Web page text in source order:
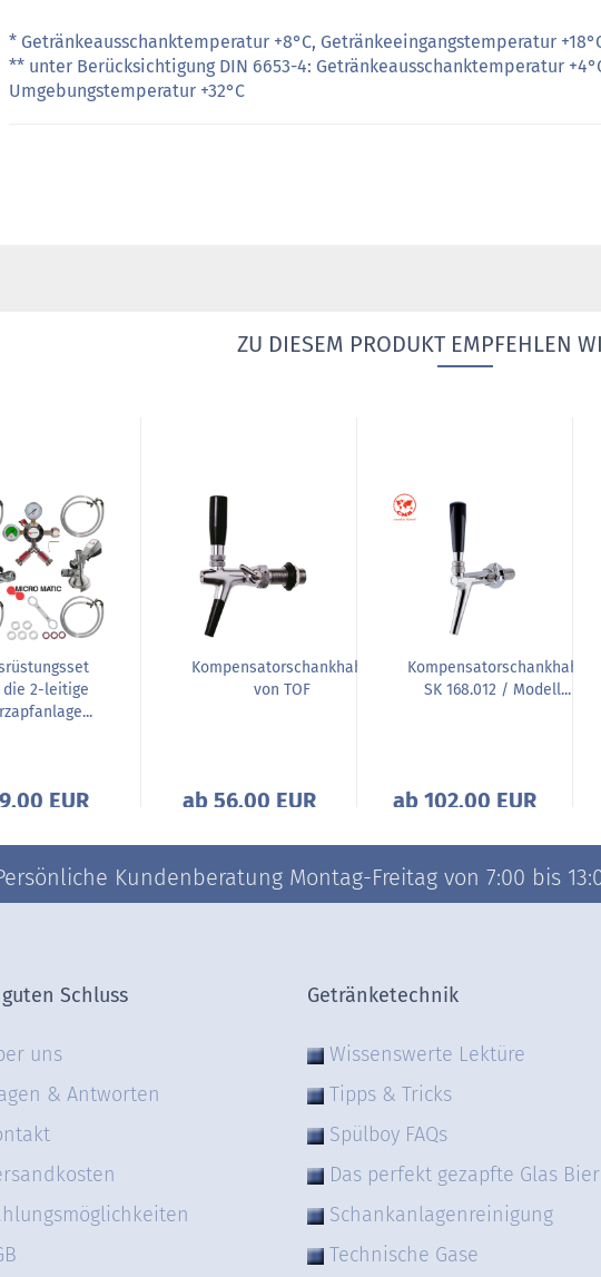
* Getränkeausschanktemperatur +8°C, Getränkeeingangstemperatur
** unter Berücksichtigung DIN 6653-4: Getränkeausschanktemperatur
Umgebungstemperatur +32°C
ZU DIESEM PRODUKT EMPFEHLEN
2-leitige
EUR
Kompensatorschankhahn
von TOF
ab 56,00 EUR
Kompensatorschankhahn
SK 168.012 / Modell...
ab 102,00 EUR
Kundenberatung Montag-Freitag von 7:00 bis
Schluss
uns
& Antworten
Getränketechnik
Wissenswerte Lektüre
Tipps & Tricks
Spülboy FAQs
Das perfekt gezapfte Glas Bier
Schankanlagenreinigung
Technische Gase